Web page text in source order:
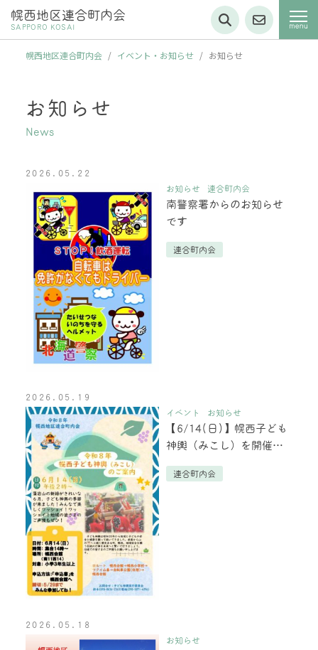
幌西地区連合町内会
SAPPORO KOSAI
幌西地区連合町内会 / イベント・お知らせ / お知らせ
お知らせ
News
2026.05.22
お知らせ
連合町内会
南警察署からのお知らせ
です
連合町内会
2026.05.19
イベント
お知らせ
【6/14(日)】幌西子ども
神輿（みこし）を開催し
連合町内会
2026.05.18
お知らせ